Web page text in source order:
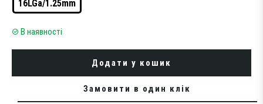
16LGa/1.25mm
В наявності
Додати у кошик
Замовити в один клік